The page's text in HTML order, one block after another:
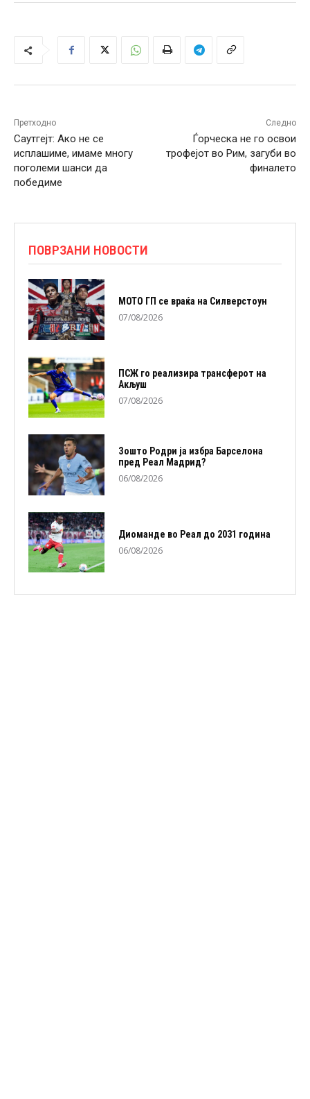
Претходно
Саутгејт: Ако не се
исплашиме, имаме многу
поголеми шанси да
победиме
Следно
Ѓорческа не го освои
трофејот во Рим, загуби во
финалето
ПОВРЗАНИ НОВОСТИ
МОТО ГП се враќа на Силверстоун
07/08/2026
ПСЖ го реализира трансферот на
Акљуш
07/08/2026
Зошто Родри ја избра Барселона
пред Реал Мадрид?
06/08/2026
Диоманде во Реал до 2031 година
06/08/2026